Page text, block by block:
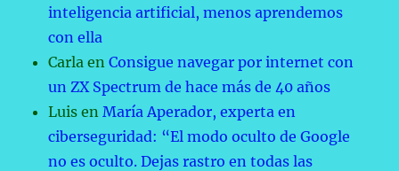
inteligencia artificial, menos aprendemos
con ella
Carla enConsigue navegar por internet con
un ZX Spectrum de hace más de 40 años
Luis enMaría Aperador, experta en
ciberseguridad: “El modo oculto de Google
no es oculto. Dejas rastro en todas las